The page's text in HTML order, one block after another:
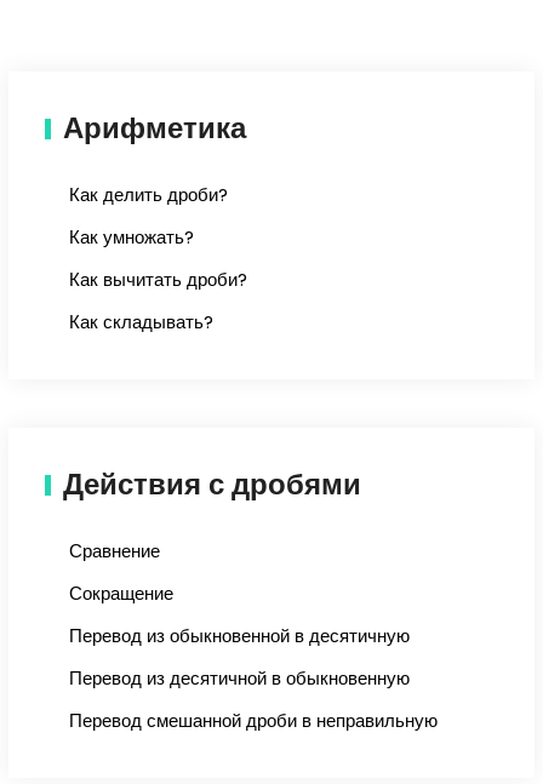
Арифметика
Как делить дроби?
Как умножать?
Как вычитать дроби?
Как складывать?
Действия с дробями
Сравнение
Сокращение
Перевод из обыкновенной в десятичную
Перевод из десятичной в обыкновенную
Перевод смешанной дроби в неправильную